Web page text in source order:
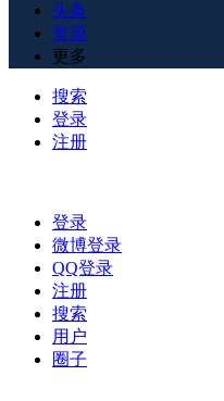
头条
资源
更多
搜索
登录
注册
登录
微博登录
QQ登录
注册
搜索
用户
圈子